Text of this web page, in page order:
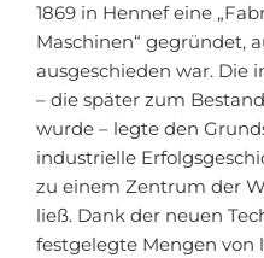
1869 in Hennef eine
Maschinen“ gegründet,
ausgeschieden war. Die
– die später zum
wurde – legte den
industrielle
zu einem Zentrum der
ließ. Dank der neuen
festgelegte Mengen von